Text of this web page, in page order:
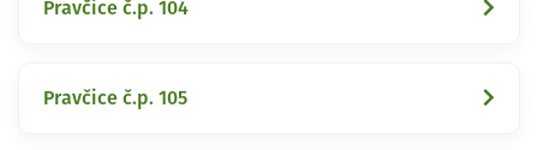
Pravčice č.p. 104
Pravčice č.p. 105